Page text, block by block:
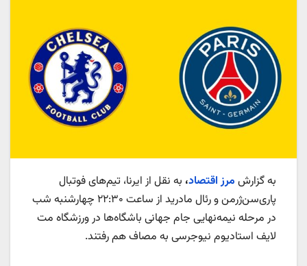
به گزارش مرز اقتصاد، به نقل از ایرنا، تیم‌های فوتبال
پاری‌سن‌ژرمن و رئال مادرید از ساعت ۲۲:۳۰ چهارشنبه شب
در مرحله نیمه‌نهایی جام جهانی باشگاه‌ها در ورزشگاه مت
لایف استادیوم نیوجرسی به مصاف هم رفتند.